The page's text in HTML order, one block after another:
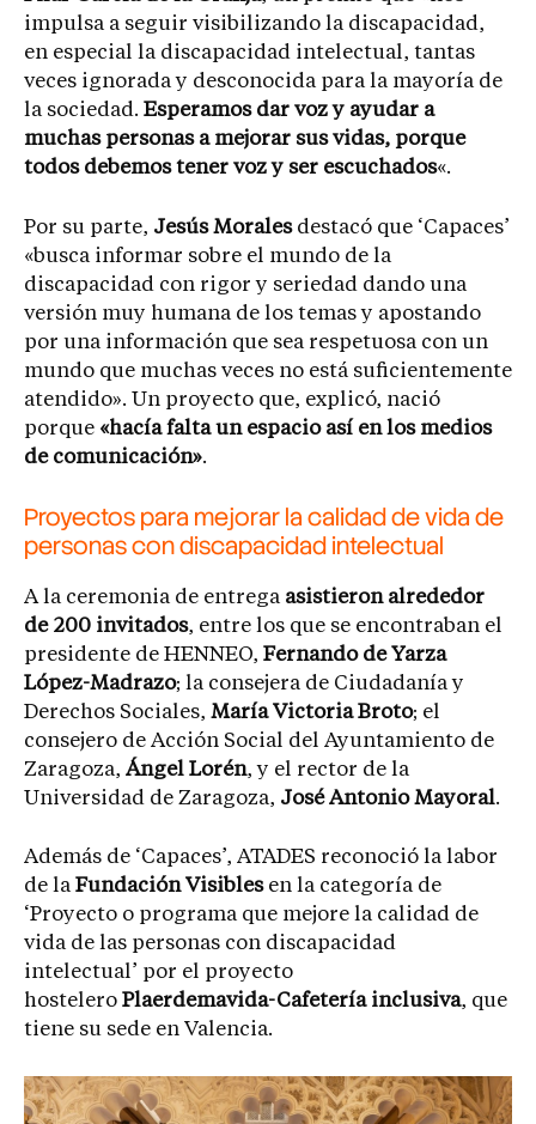
impulsa a seguir visibilizando la discapacidad,
en especial la discapacidad intelectual, tantas
veces ignorada y desconocida para la mayoría de
la sociedad. Esperamos dar voz y ayudar a
muchas personas a mejorar sus vidas, porque
todos debemos tener voz y ser escuchados«.
Por su parte, Jesús Moralesdestacó que ‘Capaces’
«busca informar sobre el mundo de la
discapacidad con rigor y seriedad dando una
versión muy humana de los temas y apostando
por una información que sea respetuosa con un
mundo que muchas veces no está suficientemente
atendido». Un proyecto que, explicó, nació
porque «hacía falta un espacio así en los medios
de comunicación».
Proyectos para mejorar la calidad de vida de
personas con discapacidad intelectual
A la ceremonia de entrega asistieron alrededor
de 200 invitados, entre los que se encontraban el
presidente de HENNEO, Fernando de Yarza
López-Madrazo; la consejera de Ciudadanía y
Derechos Sociales, María Victoria Broto; el
consejero de Acción Social del Ayuntamiento de
Zaragoza, Ángel Lorén, y el rector de la
Universidad de Zaragoza, José Antonio Mayoral.
Además de ‘Capaces’, ATADES reconoció la labor
de la Fundación Visiblesen la categoría de
‘Proyecto o programa que mejore la calidad de
vida de las personas con discapacidad
intelectual’ por el proyecto
hostelero Plaerdemavida-Cafetería inclusiva, que
tiene su sede en Valencia.